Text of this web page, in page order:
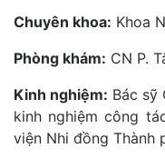
Chuyên khoa: Khoa
Phòng khám: CN P.
Kinh nghiệm: Bác sỹ
kinh nghiệm công
viện Nhi đồng Thành